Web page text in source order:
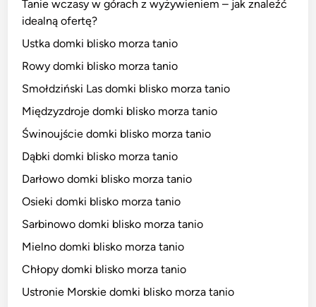
Tanie wczasy w górach z wyżywieniem – jak znaleźć
idealną ofertę?
Ustka domki blisko morza tanio
Rowy domki blisko morza tanio
Smołdziński Las domki blisko morza tanio
Międzyzdroje domki blisko morza tanio
Świnoujście domki blisko morza tanio
Dąbki domki blisko morza tanio
Darłowo domki blisko morza tanio
Osieki domki blisko morza tanio
Sarbinowo domki blisko morza tanio
Mielno domki blisko morza tanio
Chłopy domki blisko morza tanio
Ustronie Morskie domki blisko morza tanio